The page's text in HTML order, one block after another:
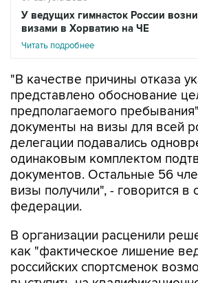
У ведущих гимнасток России
визами в Хорватию на ЧЕ
Читать подробнее
"В качестве причины отказа
представлено обоснование
предполагаемого
документы на визы для всей
делегации подавались
одинаковым комплектом
документов. Остальные 56
визы получили", - говорится в
федерации.
В организации расценили
как "фактическое лишение
российских спортсменок